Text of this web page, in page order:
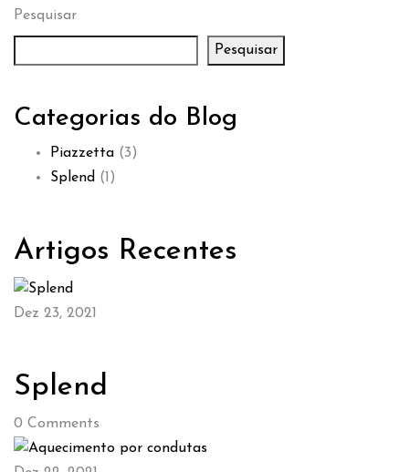
Pesquisar
Pesquisar
Categorias do Blog
Piazzetta (3)
Splend (1)
Artigos Recentes
Dez 23, 2021
Splend
0 Comments